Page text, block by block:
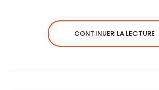
CONTINUER LA LECTURE